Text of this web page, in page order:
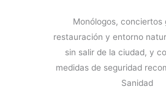
Monólogos, conciertos
restauración y entorno
sin salir de la ciudad, y
medidas de seguridad
Sanidad